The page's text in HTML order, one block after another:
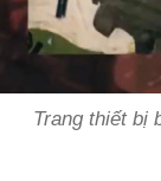
Trang thiết bị